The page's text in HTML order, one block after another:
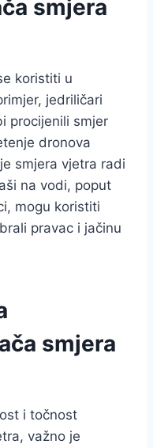
smjera
koristiti u
jedriličari
procijenili smjer
dronova
smjera vjetra radi
na vodi, poput
mogu koristiti
pravac i jačinu
smjera
i točnost
važno je